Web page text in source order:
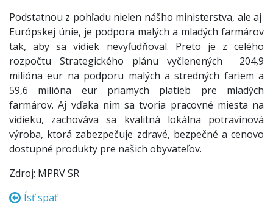
Podstatnou z pohľadu nielen nášho ministerstva, ale aj
Európskej únie, je podpora malých a mladých farmárov
tak, aby sa vidiek nevyľudňoval. Preto je z celého
rozpočtu Strategického plánu vyčlenených 204,9
milióna eur na podporu malých a stredných fariem a
59,6 milióna eur priamych platieb pre mladých
farmárov. Aj vďaka nim sa tvoria pracovné miesta na
vidieku, zachováva sa kvalitná lokálna potravinová
výroba, ktorá zabezpečuje zdravé, bezpečné a cenovo
dostupné produkty pre našich obyvateľov.
Zdroj: MPRV SR
Ísť späť